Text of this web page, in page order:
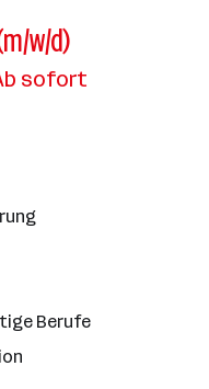
w/d)
sofort
Berufe